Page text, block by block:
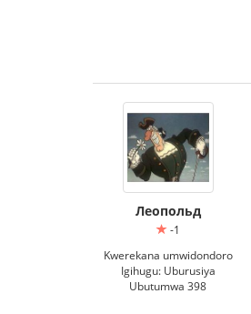
Леопольд
-1
Kwerekana umwidondoro
Igihugu: Uburusiya
Ubutumwa 398